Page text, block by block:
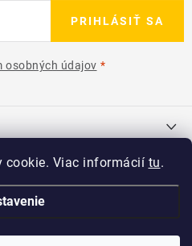
cookie. Viac informácií tu.
osobných údajov
PRIHLÁSIŤ SA